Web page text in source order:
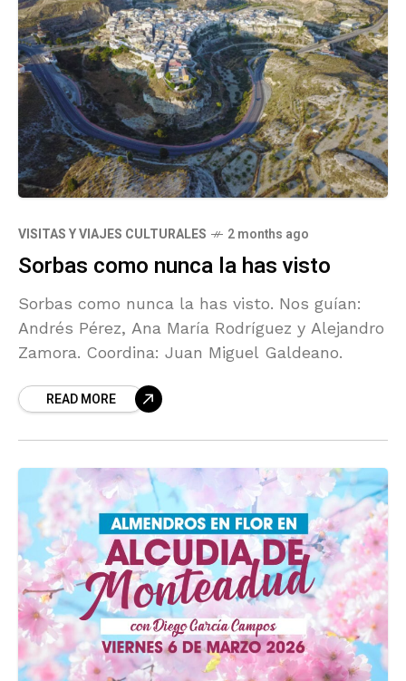
VISITAS Y VIAJES CULTURALES 2 months ago
Sorbas como nunca la has visto
Sorbas como nunca la has visto. Nos guían:
Andrés Pérez, Ana María Rodríguez y Alejandro
Zamora. Coordina: Juan Miguel Galdeano.
READ MORE